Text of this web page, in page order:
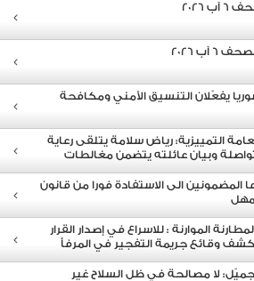
2026
6 آب 2026
يفعّلان التنسيق الأمني ومكافحة
التمييزية: رياض سلامة يتلقى رعاية
وبيان عائلته يتضمن مغالطات
المضمونين الى الاستفادة فورا من قانون
الموارنة : للاسراع في إصدار القرار
وقائع جريمة التفجير في المرفأ
لا مصالحة في ظل السلاح غير